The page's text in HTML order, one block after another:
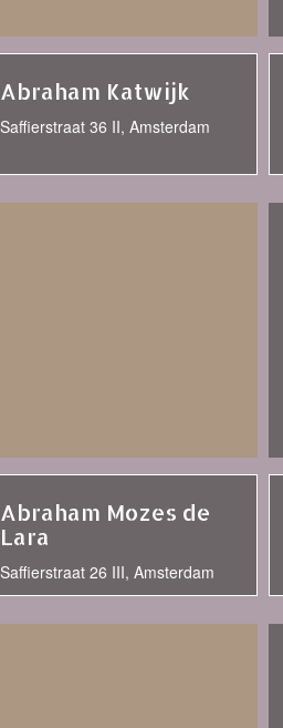
Abraham Katwijk
Saffierstraat 36 II, Amsterdam
Abraham Mozes de
Lara
Saffierstraat 26 III, Amsterdam